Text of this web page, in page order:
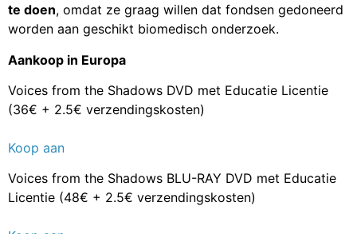
te doen, omdat ze graag willen dat fondsen gedoneerd
worden aan geschikt biomedisch onderzoek.
Aankoop in Europa
Voices from the Shadows DVD met Educatie Licentie
(36€ + 2.5€ verzendingskosten)
Koop aan
Voices from the Shadows BLU-RAY DVD met Educatie
Licentie (48€ + 2.5€ verzendingskosten)